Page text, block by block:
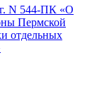
г. N 544-ПК «О
Пермской
отдельных